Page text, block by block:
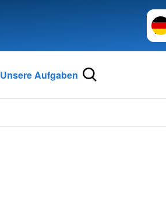
Unsere Aufgaben